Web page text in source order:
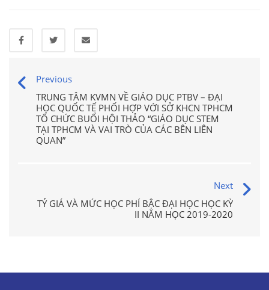
Previous
TRUNG TÂM KVMN VỀ GIÁO DỤC PTBV – ĐẠI
HỌC QUỐC TẾ PHỐI HỢP VỚI SỞ KHCN TPHCM
TỔ CHỨC BUỔI HỘI THẢO “GIÁO DỤC STEM
TẠI TPHCM VÀ VAI TRÒ CỦA CÁC BÊN LIÊN
QUAN”
Next
TỶ GIÁ VÀ MỨC HỌC PHÍ BẬC ĐẠI HỌC HỌC KỲ
II NĂM HỌC 2019-2020